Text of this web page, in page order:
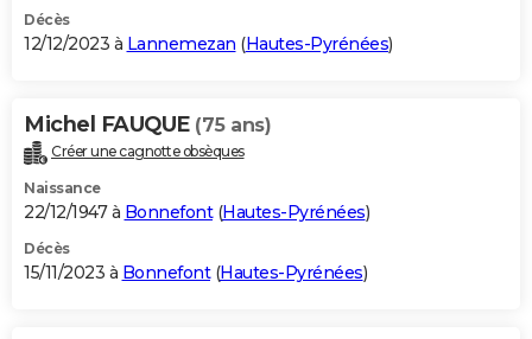
Décès
12/12/2023 à Lannemezan (Hautes-Pyrénées)
Michel FAUQUE (75 ans)
Créer une cagnotte obsèques
Naissance
22/12/1947 à Bonnefont(Hautes-Pyrénées)
Décès
15/11/2023 à Bonnefont(Hautes-Pyrénées)